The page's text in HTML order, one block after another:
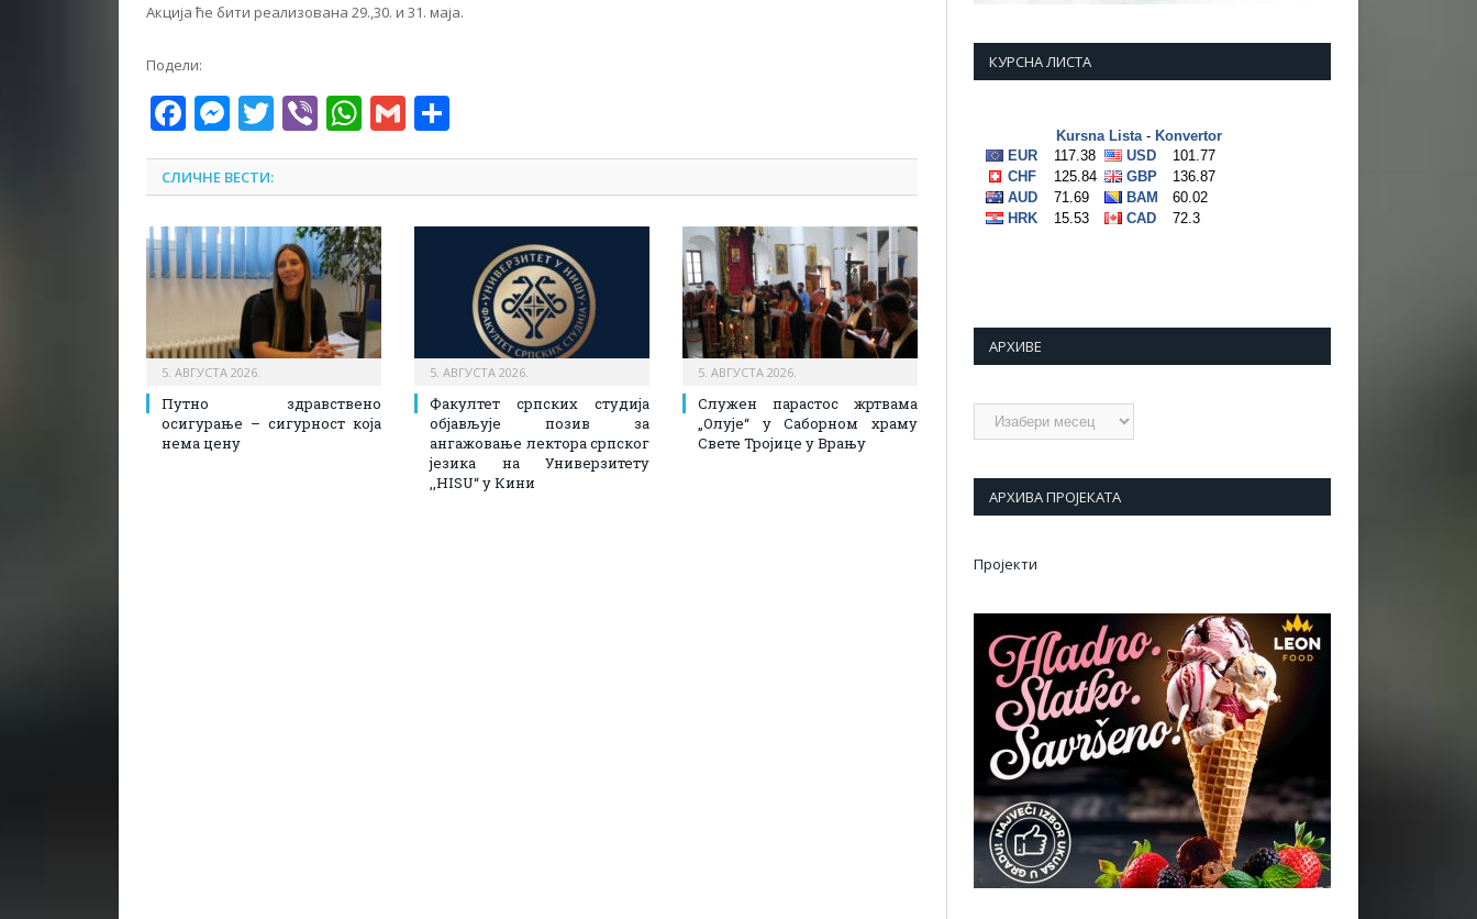
Акција ће бити реализована 29.,30. и 31. маја.
Подели:
Facebook
Messenger
Twitter
ViberWhatsApp
Gmail
СЛИЧНЕ ВЕСТИ:
5. АВГУСТА 2026.
Путно здравствено
осигурање – сигурност која
нема цену
5. АВГУСТА 2026.
Факултет српских студија
објављује позив за
ангажовање лектора српског
језика на Универзитету
,,HISU“ у Кини
5. АВГУСТА 2026.
Служен парастос жртвама
„Олује“ у Саборном храму
Свете Тројице у Врању
КУРСНА ЛИСТА
АРХИВЕ
Архиве
АРХИВА ПРОЈЕКАТА
Пројекти